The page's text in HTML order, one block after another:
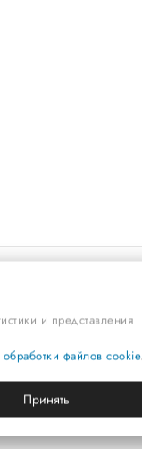
и представления
файлов cookie.
Принять